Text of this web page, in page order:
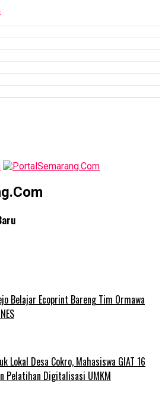
Belajar Ecoprint Bareng Tim Ormawa
Lokal Desa Cokro, Mahasiswa GIAT 16
Pelatihan Digitalisasi UMKM